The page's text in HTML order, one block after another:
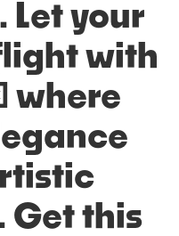
Let your
with
where
Get this